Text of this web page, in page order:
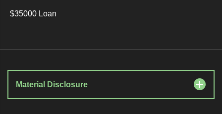
$35000 Loan
Material Disclosure